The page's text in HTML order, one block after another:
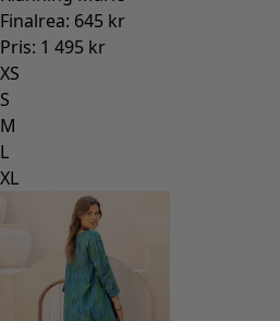
Finalrea: 645 kr
Pris: 1 495 kr
XS
S
M
L
XL